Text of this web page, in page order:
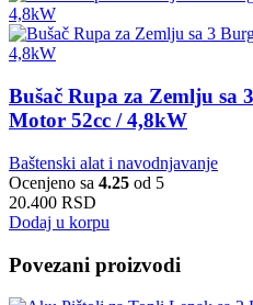
Bušač Rupa za Zemlju
Motor 52cc / 4,8kW
Baštenski alat i navodnjavanje
Ocenjeno sa 4.25 od 5
20.400 RSD
Dodaj u korpu
Povezani proizvodi